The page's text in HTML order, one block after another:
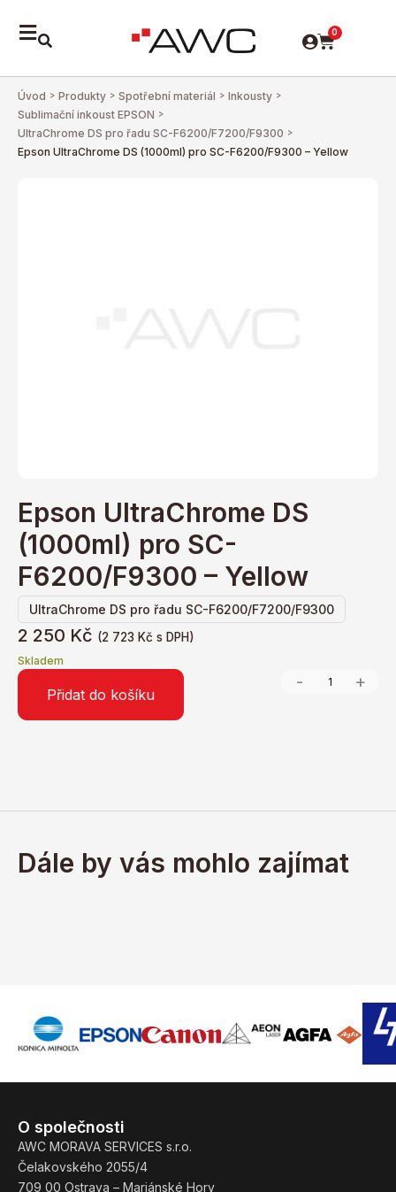
0
Úvod > Produkty > Spotřební materiál > Inkousty >
Sublimační inkoust EPSON >
UltraChrome DS pro řadu SC-F6200/F7200/F9300 >
Epson UltraChrome DS (1000ml) pro SC-F6200/F9300 – Yellow
UltraChrome DS pro řadu SC-F6200/F7200/F9300
Epson UltraChrome DS
(1000ml) pro SC-
F6200/F9300 – Yellow
2 250 Kč (2 723 Kč s DPH)
Skladem
- +
Přidat do košíku
Dále by vás mohlo zajímat
O společnosti
AWC MORAVA SERVICES s.r.o.
Čelakovského 2055/4
709 00 Ostrava – Mariánské Hory